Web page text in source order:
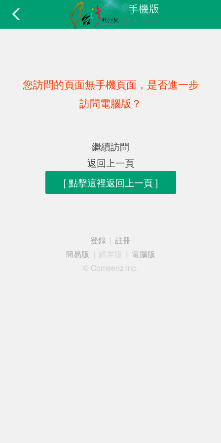
您訪問的頁面無手機頁面，是否進一步
訪問電腦版？
繼續訪問
返回上一頁
[ 點擊這裡返回上一頁 ]
登錄
註冊
簡易版
觸屏版
電腦版
© Comsenz Inc.